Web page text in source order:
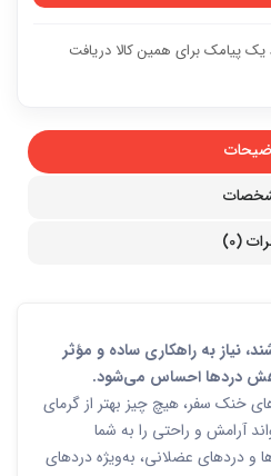
پیامک برای همین کالا دریافت
(0)
نیاز به راهکاری ساده و مؤثر
دردها احساس می‌شود.
خنک سفر، هیچ چیز بهتر از گرمای
آرامش و راحتی را به شما
و دردهای عضلانی، به‌ویژه دردهای